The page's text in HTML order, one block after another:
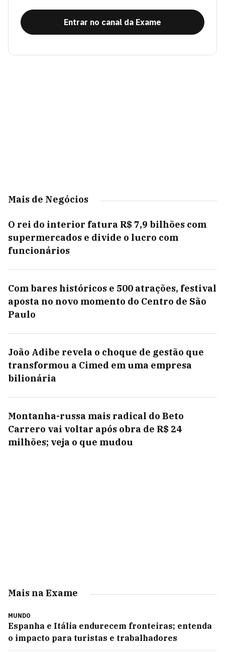
Entrar no canal da Exame
Mais de Negócios
O rei do interior fatura R$ 7,9 bilhões com
supermercados e divide o lucro com
funcionários
Com bares históricos e 500 atrações, festival
aposta no novo momento do Centro de São
Paulo
João Adibe revela o choque de gestão que
transformou a Cimed em uma empresa
bilionária
Montanha-russa mais radical do Beto
Carrero vai voltar após obra de R$ 24
milhões; veja o que mudou
Mais na Exame
MUNDO
Espanha e Itália endurecem fronteiras; entenda
o impacto para turistas e trabalhadores